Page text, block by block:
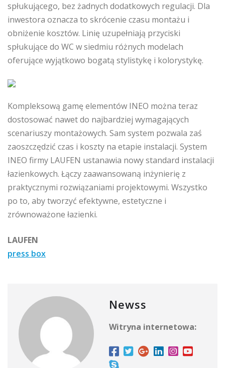
spłukującego, bez żadnych dodatkowych regulacji. Dla
inwestora oznacza to skrócenie czasu montażu i
obniżenie kosztów. Linię uzupełniają przyciski
spłukujące do WC w siedmiu różnych modelach
oferujące wyjątkowo bogatą stylistykę i kolorystykę.
Kompleksową gamę elementów INEO można teraz
dostosować nawet do najbardziej wymagających
scenariuszy montażowych. Sam system pozwala zaś
zaoszczędzić czas i koszty na etapie instalacji. System
INEO firmy LAUFEN ustanawia nowy standard instalacji
łazienkowych. Łączy zaawansowaną inżynierię z
praktycznymi rozwiązaniami projektowymi. Wszystko
po to, aby tworzyć efektywne, estetyczne i
zrównoważone łazienki.
LAUFEN
press box
Newss
Witryna internetowa: